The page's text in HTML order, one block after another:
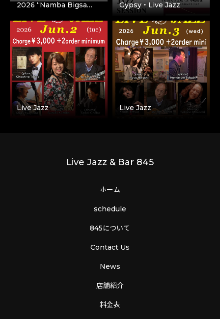
2026 “Namba Bigsa… Gypsy・Live Jazz
Live Jazz Live Jazz
Live Jazz & Bar 845
ホーム
schedule
845について
Contact Us
News
店舗紹介
料金表